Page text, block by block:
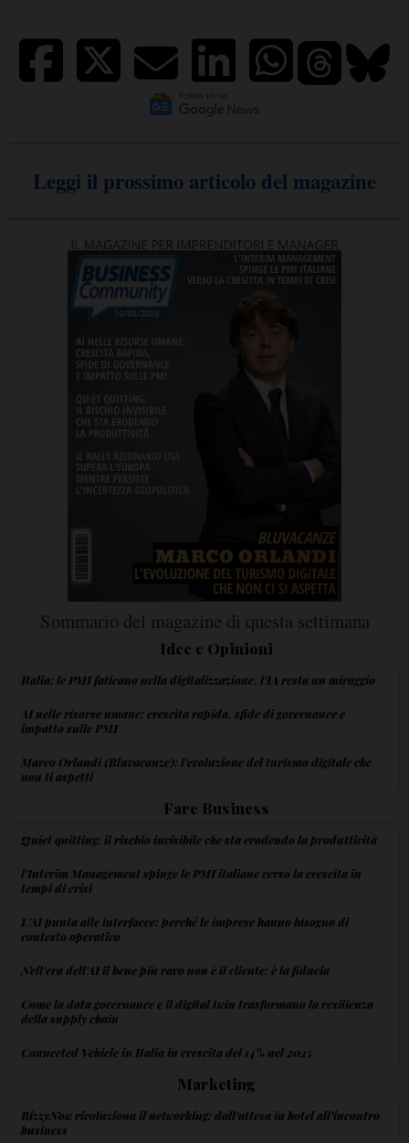
Leggi il prossimo articolo del magazine
Sommario del magazine di questa settimana
Idee e Opinioni
Italia: le PMI faticano nella digitalizzazione, l'IA resta un miraggio
AI nelle risorse umane: crescita rapida, sfide di governance e
impatto sulle PMI
Marco Orlandi (Bluvacanze): l'evoluzione del turismo digitale che
non ti aspetti
Fare Business
Quiet quitting: il rischio invisibile che sta erodendo la produttività
l'Interim Management spinge le PMI italiane verso la crescita in
tempi di crisi
L'AI punta alle interfacce: perché le imprese hanno bisogno di
contesto operativo
Nell'era dell'AI il bene più raro non è il cliente: è la fiducia
Come la data governance e il digital twin trasformano la resilienza
della supply chain
Connected Vehicle in Italia in crescita del 14% nel 2025
Marketing
BizzyNow rivoluziona il networking: dall'attesa in hotel all'incontro
business